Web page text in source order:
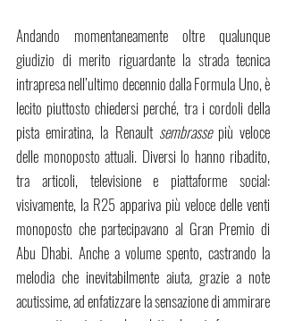
Andando momentaneamente oltre qualunque
giudizio di merito riguardante la strada tecnica
intrapresa nell’ultimo decennio dalla Formula Uno, è
lecito piuttosto chiedersi perché, tra i cordoli della
pista emiratina, la Renault sembrasse più veloce
delle monoposto attuali. Diversi lo hanno ribadito,
tra articoli, televisione e piattaforme social:
visivamente, la R25 appariva più veloce delle venti
monoposto che partecipavano al Gran Premio di
Abu Dhabi. Anche a volume spento, castrando la
melodia che inevitabilmente aiuta, grazie a note
acutissime, ad enfatizzare la sensazione di ammirare